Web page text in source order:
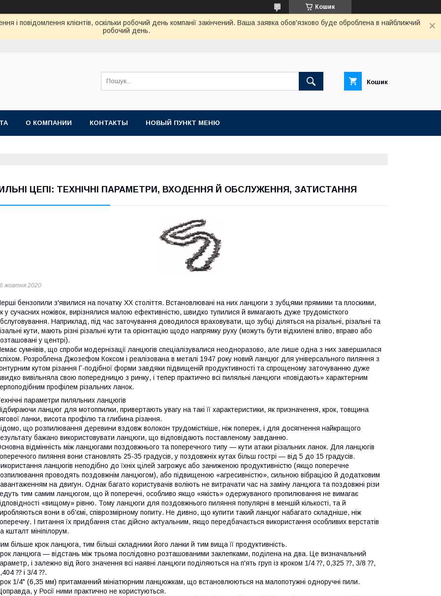
Кошик
і повідомлення клієнтів, оскільки робочий день компанії закінчений. Ваша заявка обов'язково буде оброблена в найближчий
робочий день.
Кошик
О КОМПАНИИ КОНТАКТЫ НОВЫЙ ПУНКТ МЕНЮ
ЦЕПІ: ТЕХНІЧНІ ПАРАМЕТРИ, ВХОДЕННЯ Й ОБСЛУЖЕННЯ, ЗАТИСТАННЯ
жовтня 2020
бензопили з'явилися на початку XX століття. Встановлювані на них ланцюги з зубцями прямими та плоскими,
у сучасних ножівок, вирізнялися малою ефективністю, швидко тупилися й вимагають дуже трудомісткого
Наприклад, під час заточування доводилося враховувати, що зубці діляться на різальні, різальні та
кути, мають різні різальні кути та орієнтацію щодо напрямку руху (можуть бути відхилені вліво, вправо або
у центрі).
сумнівів, що спроби модернізації ланцюгів спеціалізувалися неодноразово, але лише одна з них завершилася
Розроблена Джозефом Коксом і реалізована в металі 1947 року новий ланцюг для універсального пиляння з
кутом різання Г-подібної форми завдяки підвищеній продуктивності та спрощеному заточуванню дуже
вивільняла свою попередницю з ринку, і тепер практично всі пиляльні ланцюги «повідають» характерним
профілем різальних ланок.
параметри пиляльних ланцюгів
ланцюг для мотоппилки, привертають увагу на такі її характеристики, як призначення, крок, товщина
ланки, висота профілю та глибина різання.
що розпилювання деревини вздовж волокон трудомісткіше, ніж поперек, і для досягнення найкращого
бажано використовувати ланцюги, що відповідають поставленому завданню.
відмінність між ланцюгами поздовжнього та поперечного типу — кути атаки різальних ланок. Для ланцюгів
пиляння вони становлять 25-35 градусів, у поздовжніх кутах більш гострі — від 5 до 15 градусів.
ланцюгів неподібно до їхніх цілей загрожує або заниженою продуктивністю (якщо поперечне
проводять поздовжнім ланцюгом), або підвищеною «агресивністю», сильною вібрацією й додатковим
на двигун. Однак багато користувачів воліють не витрачати час на заміну ланцюга та поздовжні різи
тим самим ланцюгом, що й поперечні, особливо якщо «якість» одержуваного пропилювання не вимагає
«вищому» рівню. Тому ланцюги для поздовжнього пиляння популярні в меншій кількості, та й
вони в об'ємі, співрозмірному попиту. Не дивно, що купити такий ланцюг набагато складніше, ніж
І питання їх придбання стає дійсно актуальним, якщо передбачається використання особливих верстатів
кшталт мініпілорум.
більше крок ланцюга, тим більші складники його ланки й тим вища її продуктивність.
ланцюга — відстань між трьома послідовно розташованими заклепками, поділена на два. Це визначальний
і залежно від його значення всі наявні ланцюги поділяються на п'ять груп із кроком 1/4 ⁇, 0,325 ⁇, 3/8 ⁇,
⁇ і 3/4 ⁇.
1/4" (6,35 мм) притаманний мініатюрним ланцюжкам, що встановлюються на малопотужні одноручні пили.
у Росії ними практично не користуються.